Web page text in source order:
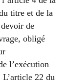
titre et de la
de
obligé
l’exécution
22 du